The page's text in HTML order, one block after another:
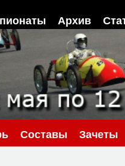
Архив
Составы Зачеты